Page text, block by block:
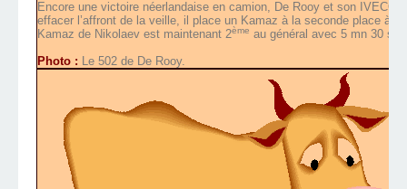
Encore une victoire néerlandaise en camion, De Rooy et son IVECO
effacer l’affront de la veille, il place un Kamaz à la seconde place à
Kamaz de Nikolaev est maintenant 2ème au général avec 5 mn 30 s
Photo : Le 502 de De Rooy.